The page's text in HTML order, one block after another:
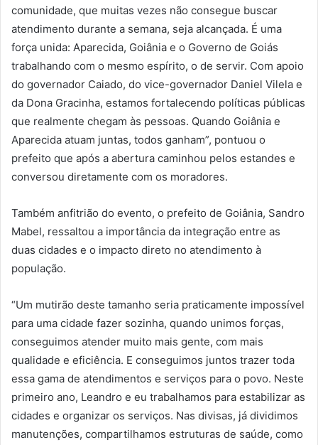
comunidade, que muitas vezes não consegue buscar
atendimento durante a semana, seja alcançada. É uma
força unida: Aparecida, Goiânia e o Governo de Goiás
trabalhando com o mesmo espírito, o de servir. Com apoio
do governador Caiado, do vice-governador Daniel Vilela e
da Dona Gracinha, estamos fortalecendo políticas públicas
que realmente chegam às pessoas. Quando Goiânia e
Aparecida atuam juntas, todos ganham”, pontuou o
prefeito que após a abertura caminhou pelos estandes e
conversou diretamente com os moradores.
Também anfitrião do evento, o prefeito de Goiânia, Sandro
Mabel, ressaltou a importância da integração entre as
duas cidades e o impacto direto no atendimento à
população.
“Um mutirão deste tamanho seria praticamente impossível
para uma cidade fazer sozinha, quando unimos forças,
conseguimos atender muito mais gente, com mais
qualidade e eficiência. E conseguimos juntos trazer toda
essa gama de atendimentos e serviços para o povo. Neste
primeiro ano, Leandro e eu trabalhamos para estabilizar as
cidades e organizar os serviços. Nas divisas, já dividimos
manutenções, compartilhamos estruturas de saúde, como